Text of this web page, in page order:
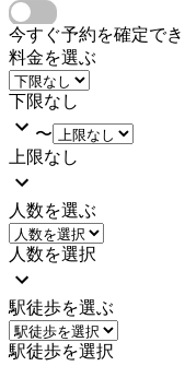
今すぐ予約を確定で
料金を選ぶ
下限なし
〜
上限なし
人数を選ぶ
人数を選択
駅徒歩を選ぶ
駅徒歩を選択